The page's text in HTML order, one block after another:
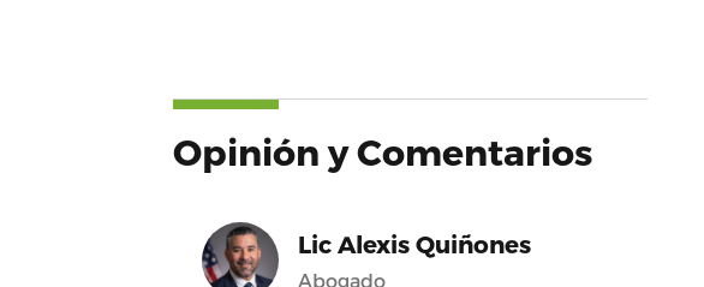
Opinión y Comentarios
Lic Alexis Quiñones
Abogado